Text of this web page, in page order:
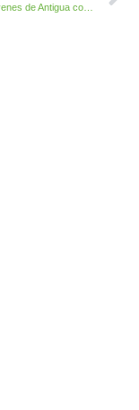
Los Jóvenes de Antigua completan y finalizan el Curso homologado de Monitor de Ocio y Tiempo Libre